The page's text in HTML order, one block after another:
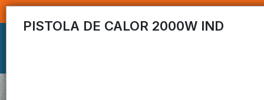
PISTOLA DE CALOR 2000W IND